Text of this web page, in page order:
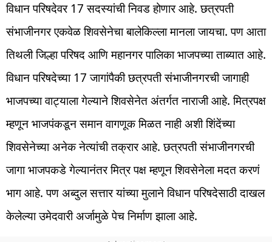
विधान परिषदेवर 17 सदस्यांची निवड होणार आहे. छत्रपती
संभाजीनगर एकवेळ शिवसेनेचा बालेकिल्ला मानला जायचा. पण आता
तिथली जिल्हा परिषद आणि महानगर पालिका भाजपच्या ताब्यात आहे.
विधान परिषदेच्या 17 जागांपैकी छत्रपती संभाजीनगरची जागाही
भाजपच्या वाट्याला गेल्याने शिवसेनेत अंतर्गत नाराजी आहे. मित्रपक्ष
म्हणून भाजपंकडून समान वागणूक मिळत नाही अशी शिंदेंच्या
शिवसेनेच्या अनेक नेत्यांची तक्रार आहे. छत्रपती संभाजीनगरची
जागा भाजपकडे गेल्यानंतर मित्र पक्ष म्हणून शिवसेनेला मदत करणं
भाग आहे. पण अब्दुल सत्तार यांच्या मुलाने विधान परिषदेसाठी दाखल
केलेल्या उमेदवारी अर्जामुळे पेच निर्माण झाला आहे.